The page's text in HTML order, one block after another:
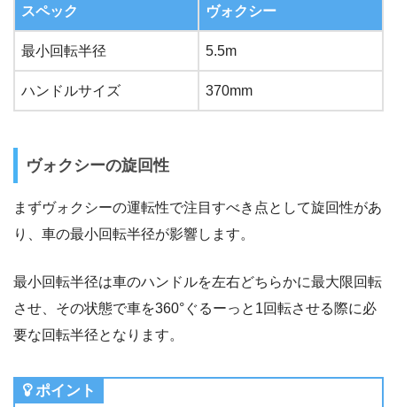
スペック ヴォクシー
最小回転半径 5.5m
ハンドルサイズ 370mm
ヴォクシーの旋回性
まずヴォクシーの運転性で注目すべき点として旋回性があ
り、車の最小回転半径が影響します。
最小回転半径は車のハンドルを左右どちらかに最大限回転
させ、その状態で車を360°ぐるーっと1回転させる際に必
要な回転半径となります。
ポイント